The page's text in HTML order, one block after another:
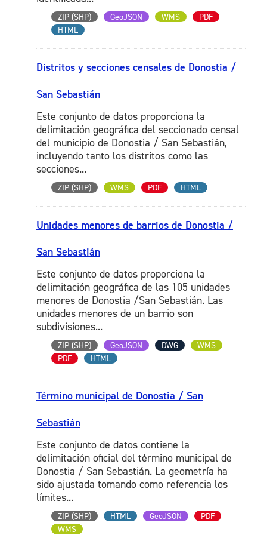
ZIP (SHP) GeoJSON WMS
PDF
HTML
Distritos y secciones censales de Donostia /
San Sebastián
Este conjunto de datos proporciona la
delimitación geográfica del seccionado censal
del municipio de Donostia / San Sebastián,
incluyendo tanto los distritos como las
secciones...
ZIP (SHP) WMS PDF HTML
Unidades menores de barrios de Donostia /
San Sebastián
Este conjunto de datos proporciona la
delimitación geográfica de las 105 unidades
menores de Donostia /San Sebastián. Las
unidades menores de un barrio son
subdivisiones...
ZIP (SHP) GeoJSON DWG
WMS
PDF
HTML
Término municipal de Donostia / San
Sebastián
Este conjunto de datos contiene la
delimitación oficial del término municipal de
Donostia / San Sebastián. La geometría ha
sido ajustada tomando como referencia los
límites...
ZIP (SHP) HTML GeoJSON
PDF
WMS